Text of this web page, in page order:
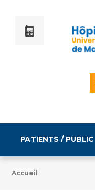
PATIENTS / PUBLIC
Accueil